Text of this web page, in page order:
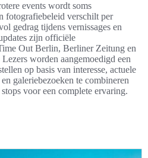
events wordt soms
fotografiebeleid verschilt per
gedrag tijdens vernissages en
zijn officiële
Out Berlin, Berliner Zeitung en
worden aangemoedigd een
op basis van interesse, actuele
galeriebezoeken te combineren
voor een complete ervaring.